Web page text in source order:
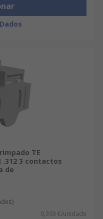
TE
.312 3 contactos
de
0,393 €/unidade